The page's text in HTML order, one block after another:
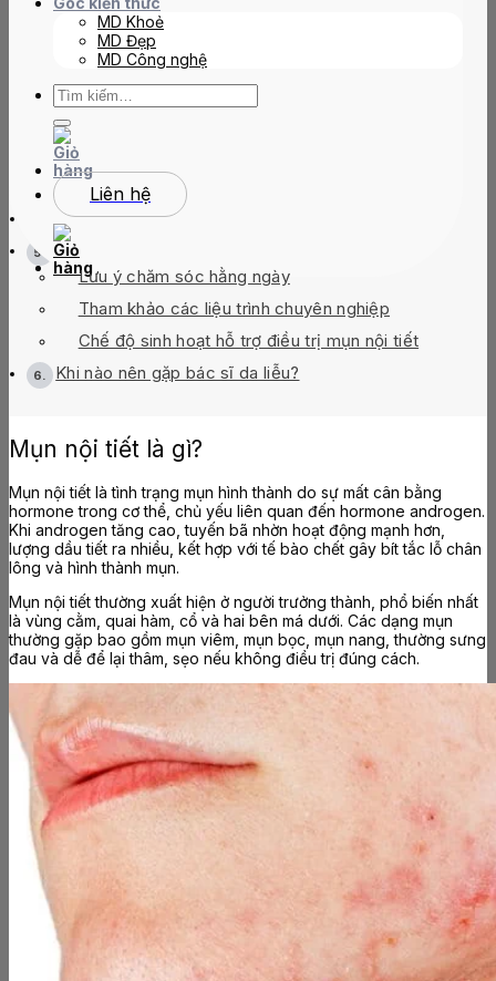
MD Khoẻ
MD Đẹp
MD Công nghệ
kiếm:
Liên hệ
TABLE OF CONTENTS
Mụn nội tiết là gì?
Dấu hiệu nhận biết mụn nội tiết
Nguyên nhân gây mụn nội tiết
Mụn nội tiết có tự hết không?
Cách điều trị mụn nội tiết hiệu quả
Lưu ý chăm sóc hằng ngày
Tham khảo các liệu trình chuyên nghiệp
Chế độ sinh hoạt hỗ trợ điều trị mụn nội tiết
Khi nào nên gặp bác sĩ da liễu?
Mụn nội tiết là gì?
Mụn nội tiết là tình trạng mụn hình thành do sự mất cân bằng
hormone trong cơ thể, chủ yếu liên quan đến hormone androgen.
Khi androgen tăng cao, tuyến bã nhờn hoạt động mạnh hơn,
lượng dầu tiết ra nhiều, kết hợp với tế bào chết gây bít tắc lỗ chân
lông và hình thành mụn.
Mụn nội tiết thường xuất hiện ở người trưởng thành, phổ biến nhất
là vùng cằm, quai hàm, cổ và hai bên má dưới. Các dạng mụn
thường gặp bao gồm mụn viêm, mụn bọc, mụn nang, thường sưng
đau và dễ để lại thâm, sẹo nếu không điều trị đúng cách.